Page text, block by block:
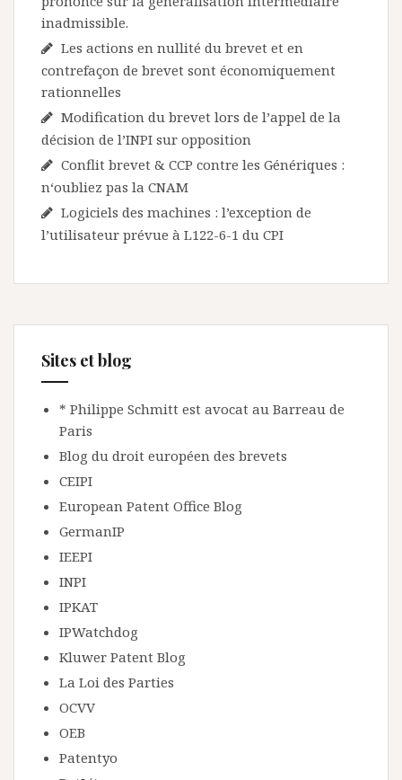
inadmissible.
Les actions en nullité du brevet et en
contrefaçon de brevet sont économiquement
rationnelles
Modification du brevet lors de l’appel de la
décision de l’INPI sur opposition
Conflit brevet & CCP contre les Génériques :
n‘oubliez pas la CNAM
Logiciels des machines : l’exception de
l’utilisateur prévue à L122-6-1 du CPI
Sites et blog
* Philippe Schmitt est avocat au Barreau de
Paris
Blog du droit européen des brevets
CEIPI
European Patent Office Blog
GermanIP
IEEPI
INPI
IPKAT
IPWatchdog
Kluwer Patent Blog
La Loi des Parties
OCVV
OEB
Patentyo